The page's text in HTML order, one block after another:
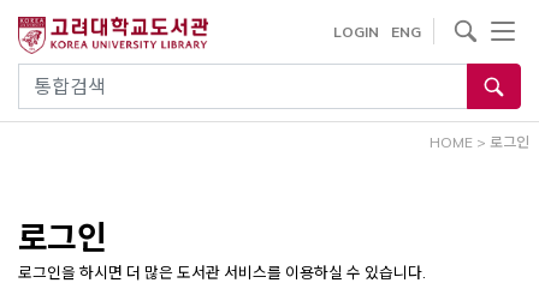
건
통합검색
LOGIN ENG
사이트내 검색
HOME > 로그인
로그인
로그인을 하시면 더 많은 도서관 서비스를 이용하실 수 있습니다.